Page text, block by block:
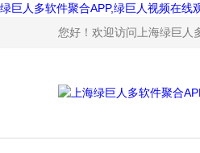
绿巨人多软件聚合APP,绿巨人视频在线
您好！欢迎访问上海绿巨